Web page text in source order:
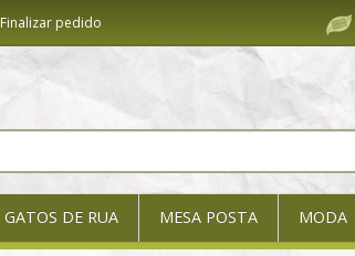
Finalizar pedido
GATOS DE RUA MESA POSTA MODA